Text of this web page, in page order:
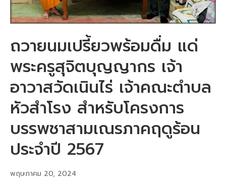
ถวายนมเปรี้ยวพร้อมดื่ม แด่
พระครูสุจิตบุญญากร เจ้า
อาวาสวัดเนินไร่ เจ้าคณะตำบล
หัวสำโรง สำหรับโครงการ
บรรพชาสามเณรภาคฤดูร้อน
ประจำปี 2567
พฤษภาคม 20, 2024